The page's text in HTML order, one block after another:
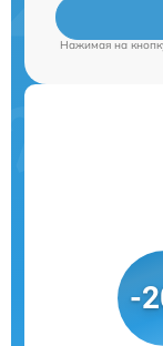
Нажимая на
-